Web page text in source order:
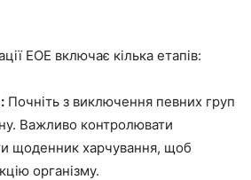
EOE включає кілька етапів:
Почніть з виключення певних груп
Важливо контролювати
щоденник харчування, щоб
організму.